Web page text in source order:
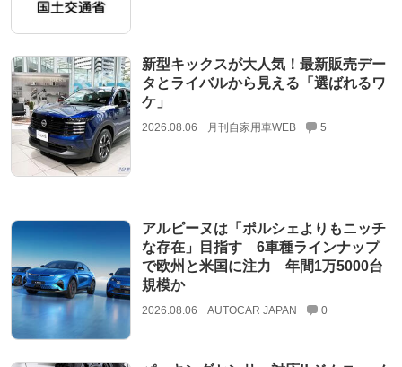
新型キックスが大人気！最新販売デー
タとライバルから見える「選ばれるワ
ケ」
2026.08.06 月刊自家用車WEB 5
アルピーヌは「ポルシェよりもニッチ
な存在」目指す 6車種ラインナップ
で欧州と米国に注力 年間1万5000台
規模か
2026.08.06 AUTOCAR JAPAN 0